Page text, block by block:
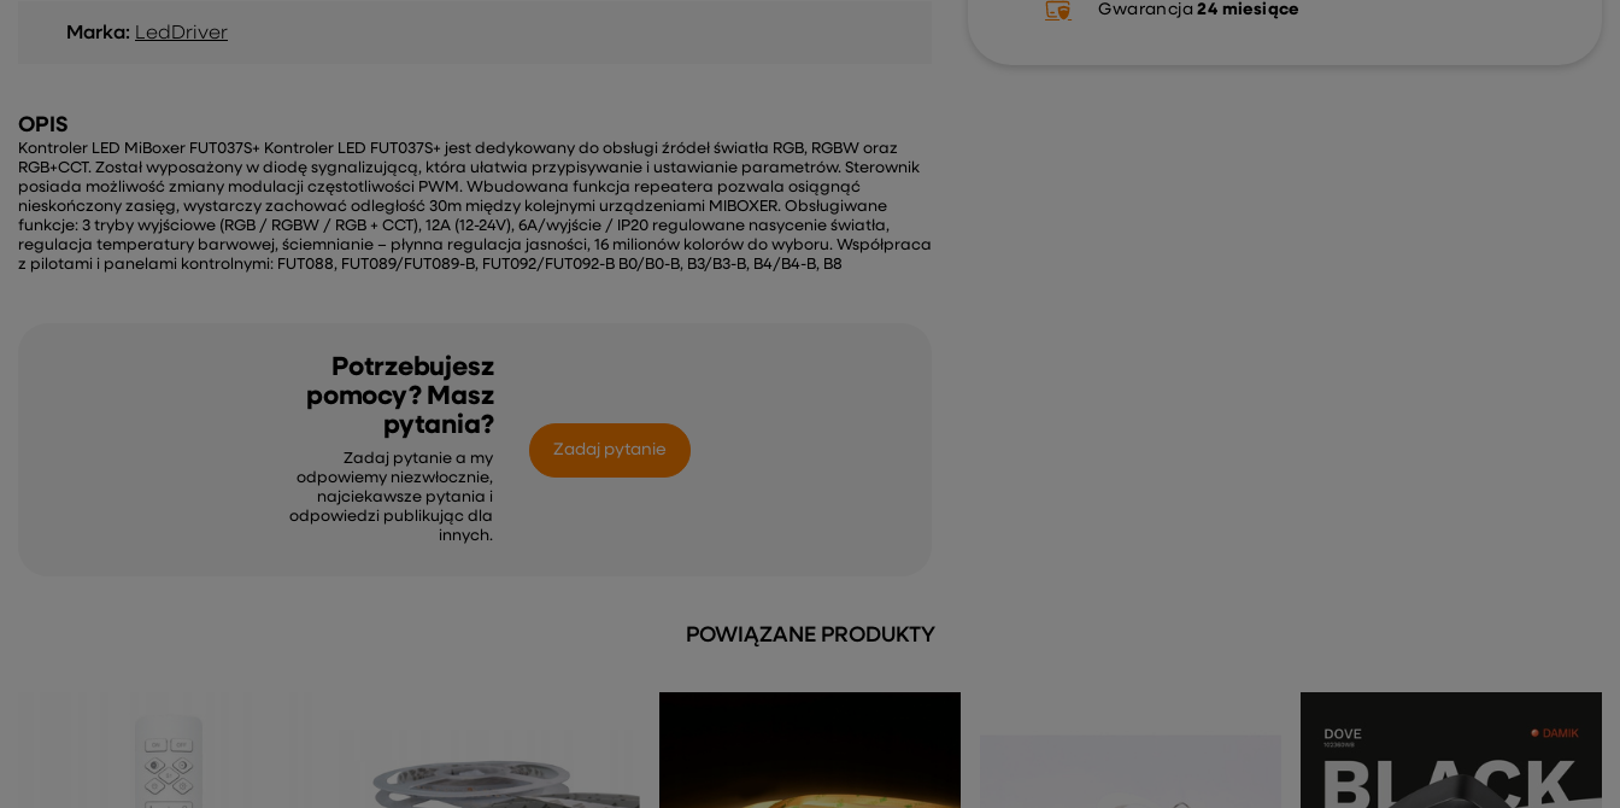
Gwarancja 24 miesiące
Marka: LedDriver
OPIS
Kontroler LED MiBoxer FUT037S+ Kontroler LED FUT037S+ jest dedykowany do obsługi źródeł światła RGB, RGBW oraz
RGB+CCT. Został wyposażony w diodę sygnalizującą, która ułatwia przypisywanie i ustawianie parametrów. Sterownik
posiada możliwość zmiany modulacji częstotliwości PWM. Wbudowana funkcja repeatera pozwala osiągnąć
nieskończony zasięg, wystarczy zachować odległość 30m między kolejnymi urządzeniami MIBOXER. Obsługiwane
funkcje: 3 tryby wyjściowe (RGB / RGBW / RGB + CCT), 12A (12-24V), 6A/wyjście / IP20 regulowane nasycenie światła,
regulacja temperatury barwowej, ściemnianie – płynna regulacja jasności, 16 milionów kolorów do wyboru. Współpraca
z pilotami i panelami kontrolnymi: FUT088, FUT089/FUT089-B, FUT092/FUT092-B B0/B0-B, B3/B3-B, B4/B4-B, B8
Potrzebujesz
pomocy? Masz
pytania?
Zadaj pytanie a my
odpowiemy niezwłocznie,
najciekawsze pytania i
odpowiedzi publikując dla
innych.
Zadaj pytanie
POWIĄZANE PRODUKTY